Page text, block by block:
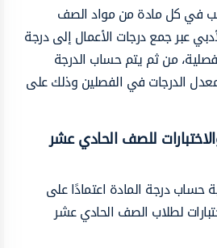
في كل مادة من مواد الصف
عبر جمع درجات الأعمال إلى درجة
من ثم يتم حساب الدرجة
الدرجات في الفصلين وذلك على
للصف الحادي عشر
حساب درجة المادة اعتمادًا على
لطلاب الصف الحادي عشر